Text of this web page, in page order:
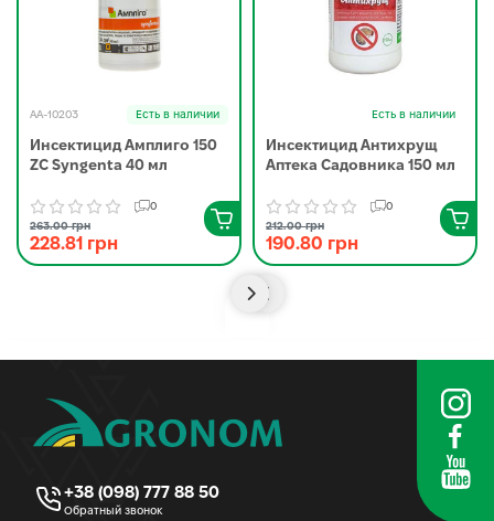
AA-10203 Есть в наличии
Инсектицид Амплиго 150
ZC Syngenta 40 мл
0
263.00 грн
228.81 грн
Есть в наличии
Инсектицид Антихрущ
Аптека Садовника 150 мл
0
212.00 грн
190.80 грн
+38 (098) 777 88 50
Обратный звонок